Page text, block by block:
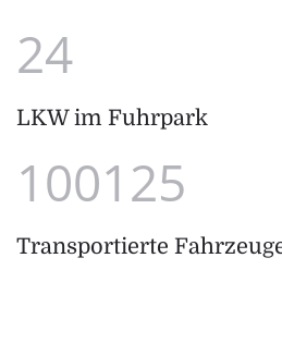
24
LKW im Fuhrpark
100125
Transportierte